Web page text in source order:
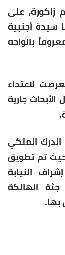
زاكورة، على
سيدة أجنبية
بالواحة
لاعتداء
جارية
الدرك الملكي
حيث تم تطويق
النيابة
الهالكة
بها.